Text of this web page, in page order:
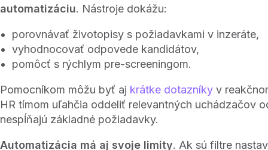
automatizáciu. Nástroje dokážu:
porovnávať životopisy s požiadavkami v inzeráte,
vyhodnocovať odpovede kandidátov,
pomôcť s rýchlym pre-screeningom.
Pomocníkom môžu byť aj krátke dotazníky v
HR tímom uľahčia oddeliť relevantných uchádzačov
nespĺňajú základné požiadavky.
Automatizácia má aj svoje limity. Ak sú filtre